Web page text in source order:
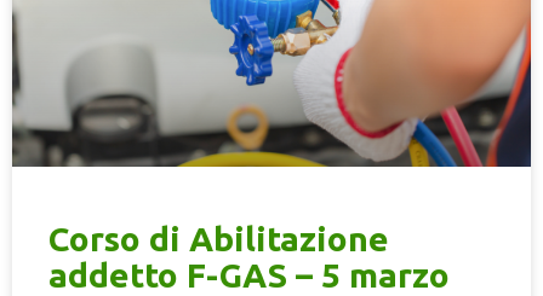
Corso di Abilitazione
addetto F-GAS – 5 marzo